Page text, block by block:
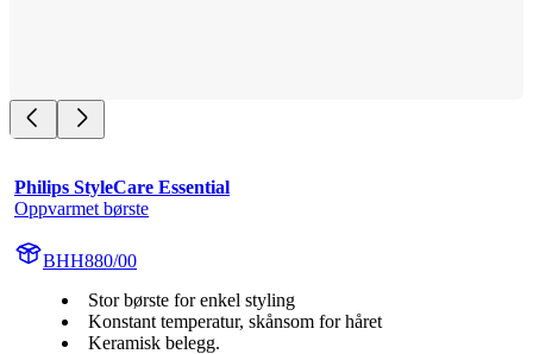
Philips StyleCare Essential
Oppvarmet børste
BHH880/00
Stor børste for enkel styling
Konstant temperatur, skånsom for håret
Keramisk belegg.